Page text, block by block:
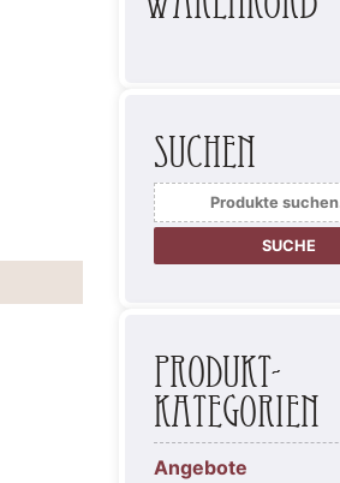
Suchen
Suche
nach:
SUCHE
Produkt-
Kategorien
Angebote